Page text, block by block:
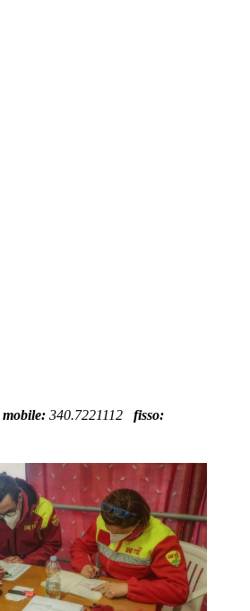
mobile: 340.7221112 fisso: